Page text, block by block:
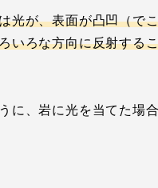
光が、表面が凸凹（で
いろな方向に反射する
に、岩に光を当てた場